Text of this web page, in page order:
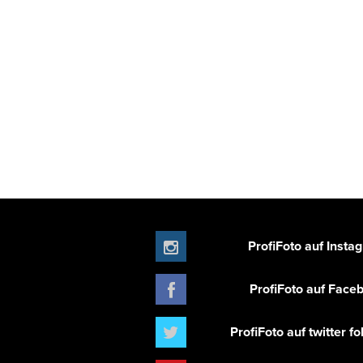
ProfiFoto auf
ProfiFoto auf
ProfiFoto auf twitter